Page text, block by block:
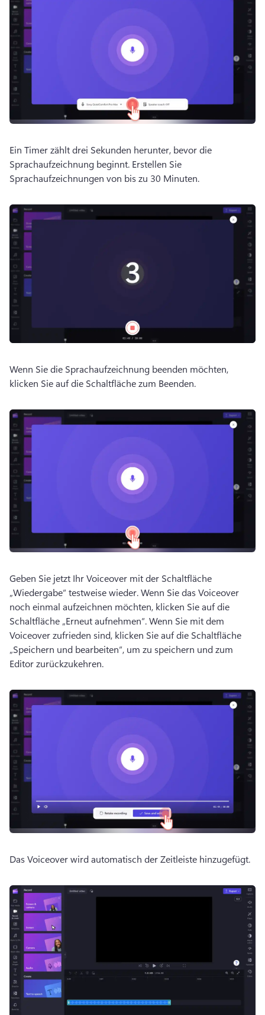
Ein Timer zählt drei Sekunden herunter, bevor die
Sprachaufzeichnung beginnt. Erstellen Sie
Sprachaufzeichnungen von bis zu 30 Minuten.
Wenn Sie die Sprachaufzeichnung beenden möchten,
klicken Sie auf die Schaltfläche zum Beenden.
Geben Sie jetzt Ihr Voiceover mit der Schaltfläche
„Wiedergabe“ testweise wieder. Wenn Sie das Voiceover
noch einmal aufzeichnen möchten, klicken Sie auf die
Schaltfläche „Erneut aufnehmen“. Wenn Sie mit dem
Voiceover zufrieden sind, klicken Sie auf die Schaltfläche
„Speichern und bearbeiten“, um zu speichern und zum
Editor zurückzukehren.
Das Voiceover wird automatisch der Zeitleiste hinzugefügt.